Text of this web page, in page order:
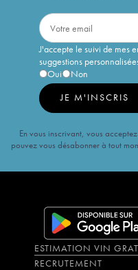
J'accepte le suivi de mes
suggestions
Oui
Non
JE M'INSCRIS
En vous inscrivant, vous
pouvez vous désabonner à tout
ESTIMATION VIN
RECRUTEMENT